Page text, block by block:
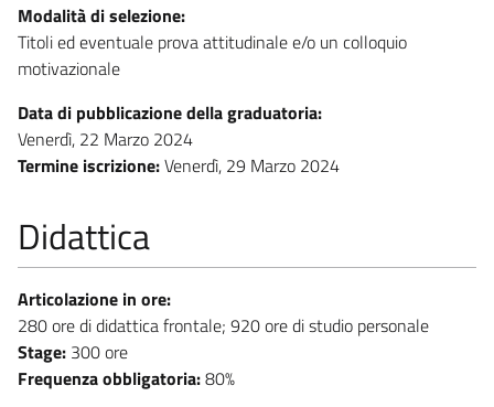
Modalità di selezione:
Titoli ed eventuale prova attitudinale e/o un colloquio
motivazionale
Data di pubblicazione della graduatoria:
Venerdì, 22 Marzo 2024
Termine iscrizione:Venerdì, 29 Marzo 2024
Didattica
Articolazione in ore:
280 ore di didattica frontale; 920 ore di studio personale
Stage: 300 ore
Frequenza obbligatoria:80%